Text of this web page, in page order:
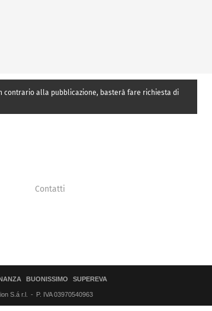
contrario alla pubblicazione, basterà fare richiesta di
Contatti
BUONISSIMO SUPEREVA
S.á r.l. P. IVA 03970540963